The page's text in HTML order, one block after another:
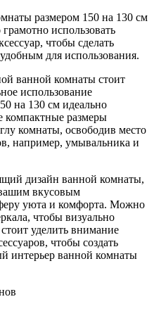
размером 150 на 130 см
использовать
чтобы сделать
для использования.
ванной комнаты стоит
использование
на 130 см идеально
компактные размеры
комнаты, освободив место
например, умывальника и
дизайн ванной комнаты,
вашим вкусовым
уюта и комфорта. Можно
чтобы визуально
уделить внимание
чтобы создать
интерьер ванной комнаты